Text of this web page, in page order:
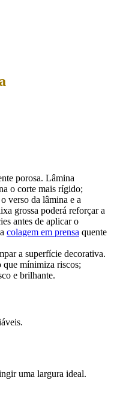
porosa. Lâmina
o corte mais rígido;
verso da lâmina e a
grossa poderá reforçar a
antes de aplicar o
colagem em prensa quente
a superfície decorativa.
que mínimiza riscos;
e brilhante.
uma largura ideal.